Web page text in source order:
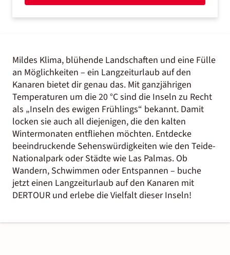
Mildes Klima, blühende Landschaften und eine Fülle
an Möglichkeiten – ein Langzeiturlaub auf den
Kanaren bietet dir genau das. Mit ganzjährigen
Temperaturen um die 20 °C sind die Inseln zu Recht
als „Inseln des ewigen Frühlings“ bekannt. Damit
locken sie auch all diejenigen, die den kalten
Wintermonaten entfliehen möchten. Entdecke
beeindruckende Sehenswürdigkeiten wie den Teide-
Nationalpark oder Städte wie Las Palmas. Ob
Wandern, Schwimmen oder Entspannen – buche
jetzt einen Langzeiturlaub auf den Kanaren mit
DERTOUR und erlebe die Vielfalt dieser Inseln!